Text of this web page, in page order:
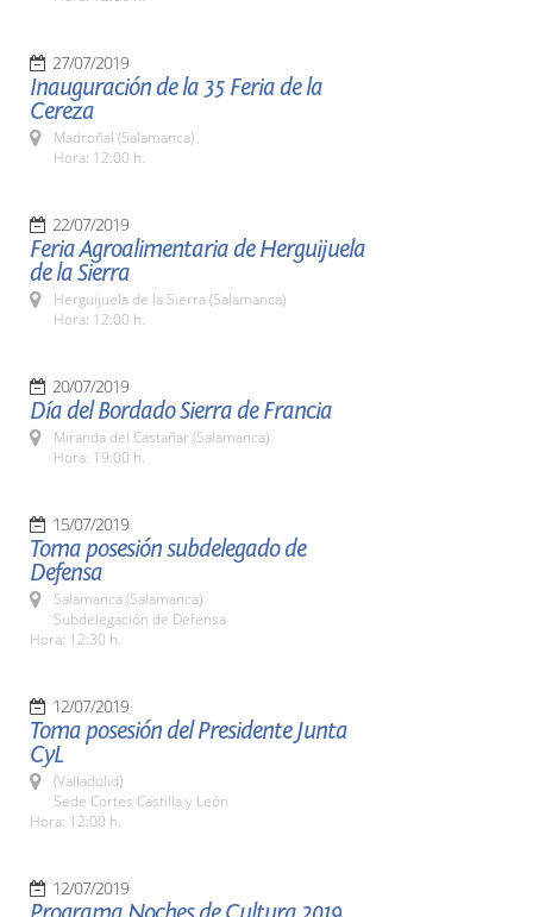
27/07/2019
Inauguración de la 35 Feria de la
Cereza
Madroñal (Salamanca)
Hora: 12:00 h.
22/07/2019
Feria Agroalimentaria de Herguijuela
de la Sierra
Herguijuela de la Sierra (Salamanca)
Hora: 12:00 h.
20/07/2019
Día del Bordado Sierra de Francia
Miranda del Castañar (Salamanca)
Hora: 19:00 h.
15/07/2019
Toma posesión subdelegado de
Defensa
Salamanca (Salamanca)
Subdelegación de Defensa
Hora: 12:30 h.
12/07/2019
Toma posesión del Presidente Junta
CyL
(Valladolid)
Sede Cortes Castilla y León
Hora: 12:00 h.
12/07/2019